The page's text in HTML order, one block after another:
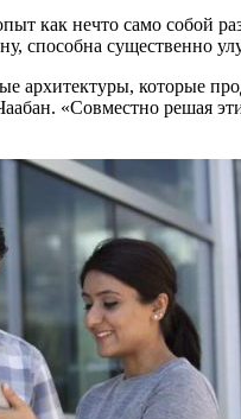
как нечто само собой
способна существенно
архитектуры, которые
«Совместно решая